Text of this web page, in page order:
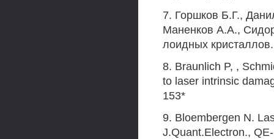
7. Горшков Б.Г.,
Маненков А.А.,
лоидных
8. Braunlich P, ,
to laser intrinsic
153*
9. Bloembergen N.
J.Quant.Electron.,